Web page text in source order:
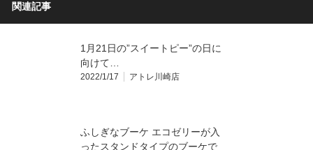
関連記事
1月21日の”スイートピー”の日に
向けて…
2022/1/17 アトレ川崎店
ふしぎなブーケ エコゼリーが入
ったスタンドタイプのブーケで